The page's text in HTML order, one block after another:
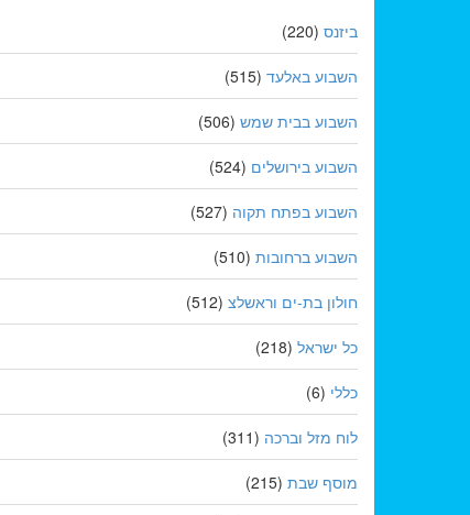
ביזנס (220)
השבוע באלעד (515)
השבוע בבית שמש (506)
השבוע בירושלים (524)
השבוע בפתח תקוה (527)
השבוע ברחובות (510)
חולון בת-ים וראשלצ (512)
כל ישראל (218)
כללי (6)
לוח מזל וברכה (311)
מוסף שבת (215)